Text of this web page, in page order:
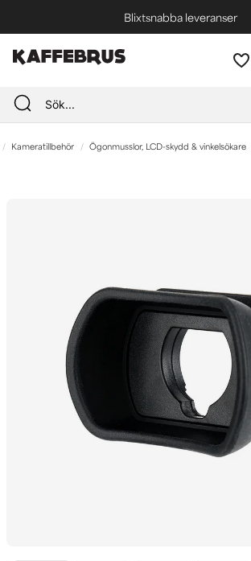
Blixtsnabba leveranser
Fri frakt vid köp över 1000 kr *
Kameratillbehör Ögonmusslor, LCD-skydd & vinkelsökare